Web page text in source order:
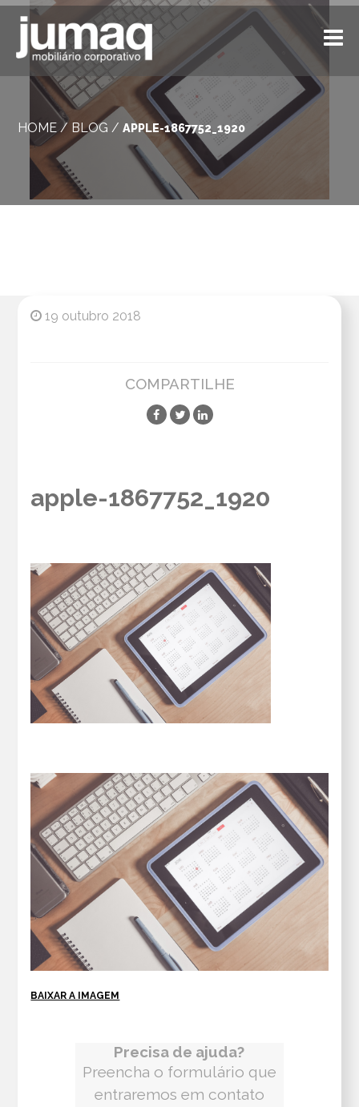
HOME / BLOG /APPLE-1867752_1920
19 outubro 2018
COMPARTILHE
apple-1867752_1920
BAIXAR A IMAGEM
Precisa de ajuda?
Preencha o formulário que
entraremos em contato